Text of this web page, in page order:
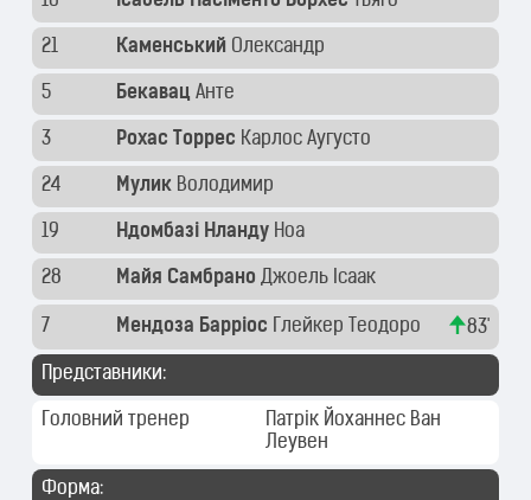
21 Каменський Олександр
5 Бекавац Анте
3 Рохас Торрес Карлос Аугусто
24 Мулик Володимир
19 Ндомбазі Нланду Ноа
28 Майя Самбрано Джоель Ісаак
7 Мендоза Барріос Глейкер Теодоро 83'
Представники:
Головний тренер
Патрік Йоханнес Ван
Леувен
Форма: